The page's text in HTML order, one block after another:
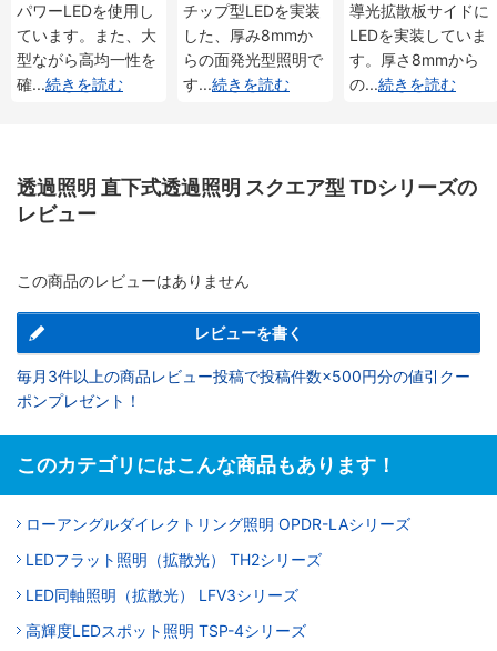
パワーLEDを使用し
ています。また、大
型ながら高均一性を
確...続きを読む
チップ型LEDを実装
した、厚み8mmか
らの面発光型照明で
す...続きを読む
導光拡散板サイドに
LEDを実装していま
す。厚さ8mmから
の...続きを読む
透過照明 直下式透過照明 スクエア型 TDシリーズの
レビュー
この商品のレビューはありません
レビューを書く
毎月3件以上の商品レビュー投稿で投稿件数×500円分の値引クー
ポンプレゼント！
このカテゴリにはこんな商品もあります！
ローアングルダイレクトリング照明 OPDR-LAシリーズ
LEDフラット照明（拡散光） TH2シリーズ
LED同軸照明（拡散光） LFV3シリーズ
高輝度LEDスポット照明 TSP-4シリーズ